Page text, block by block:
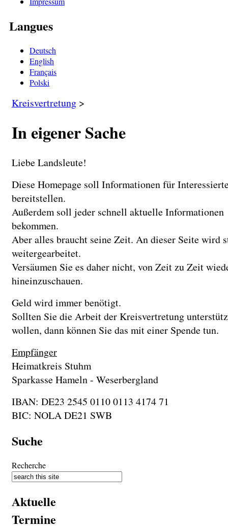
Langues
Deutsch
English
Français
Polski
Kreisvertretung >
In eigener Sache
Liebe Landsleute!
Diese Homepage soll Informationen für
bereitstellen.
Außerdem soll jeder schnell aktuelle Informationen
bekommen.
Aber alles braucht seine Zeit. An dieser Seite wird
weitergearbeitet.
Versäumen Sie es daher nicht, von Zeit zu Zeit
hineinzuschauen.
Geld wird immer benötigt.
Sollten Sie die Arbeit der Kreisvertretung
wollen, dann können Sie das mit einer Spende tun.
Empfänger
Heimatkreis Stuhm
Sparkasse Hameln - Weserbergland
IBAN: DE23 2545 0110 0113 4174 71
BIC: NOLA DE21 SWB
Suche
Recherche
Aktuelle
Termine